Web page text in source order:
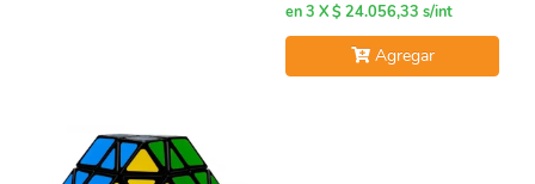
en 3 X $ 24.056,33 s/int
Agregar